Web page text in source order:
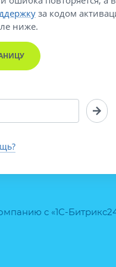
с «1С-
за кодом
ниже.